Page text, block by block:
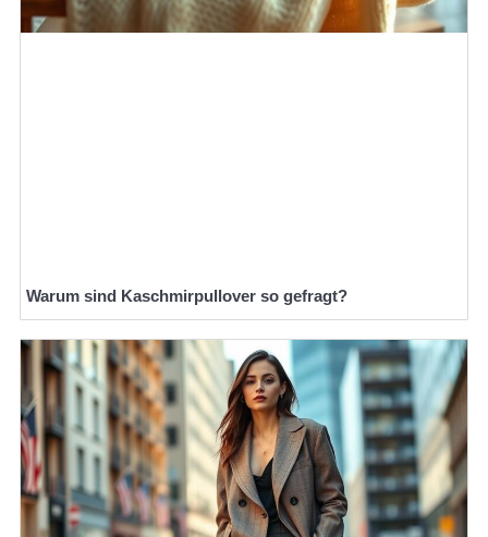
Warum sind Kaschmirpullover so gefragt?